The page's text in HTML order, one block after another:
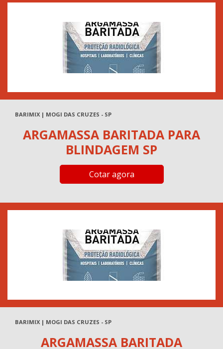
BARIMIX | MOGI DAS CRUZES - SP
ARGAMASSA BARITADA PARA
BLINDAGEM SP
Cotar agora
BARIMIX | MOGI DAS CRUZES - SP
ARGAMASSA BARITADA